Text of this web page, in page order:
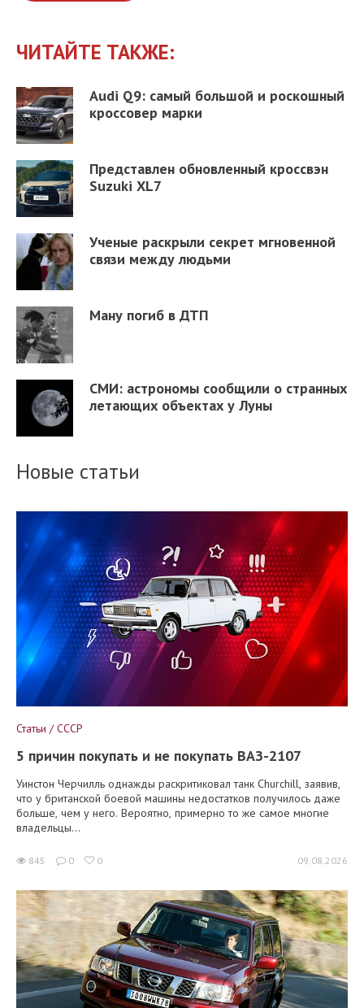
ЧИТАЙТЕ ТАКЖЕ:
Audi Q9: самый большой и роскошный
кроссовер марки
Представлен обновленный кроссвэн
Suzuki XL7
Ученые раскрыли секрет мгновенной
связи между людьми
Ману погиб в ДТП
СМИ: астрономы сообщили о странных
летающих объектах у Луны
Новые статьи
Статьи / СССР
5 причин покупать и не покупать ВАЗ-2107
Уинстон Черчилль однажды раскритиковал танк Churchill, заявив,
что у британской боевой машины недостатков получилось даже
больше, чем у него. Вероятно, примерно то же самое многие
владельцы...
845 0 0 09.08.2026